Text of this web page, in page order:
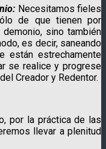
Necesitamos fieles
de que tienen por
sino también
es decir, sa­neando
están estrechamente
se realice y progrese
Creador y Redentor.
la práctica de las
llevar a pleni­tud